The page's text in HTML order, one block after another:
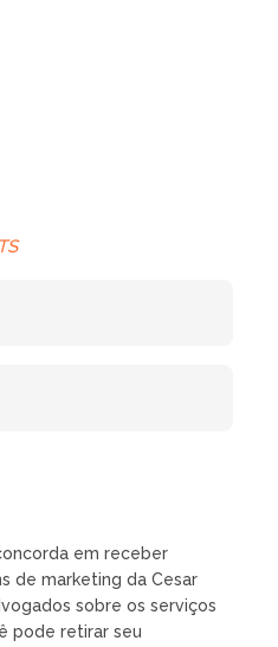
em receber
de marketing da Cesar
sobre os serviços
pode retirar seu